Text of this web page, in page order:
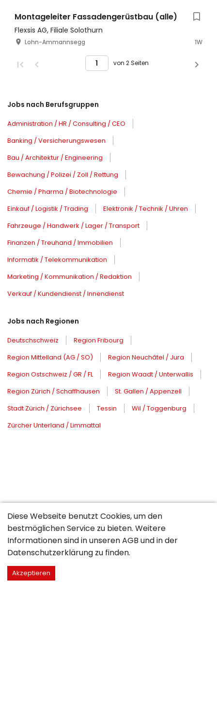
Montageleiter Fassadengerüstbau (alle)
Flexsis AG, Filiale Solothurn
Lohn-Ammannsegg 1W
von 2 Seiten
Jobs nach Berufsgruppen
Administration / HR / Consulting / CEO
Banking / Versicherungswesen
Bau / Architektur / Engineering
Bewachung / Polizei / Zoll / Rettung
Chemie / Pharma / Biotechnologie
Einkauf / Logistik / Trading
Elektronik / Technik / Uhren
Fahrzeuge / Handwerk / Lager / Transport
Finanzen / Treuhand / Immobilien
Informatik / Telekommunikation
Marketing / Kommunikation / Redaktion
Verkauf / Kundendienst / Innendienst
Jobs nach Regionen
Deutschschweiz
Region Fribourg
Region Mittelland (AG / SO)
Region Neuchâtel / Jura
Region Ostschweiz / GR / FL
Region Waadt / Unterwallis
Region Zürich / Schaffhausen
St. Gallen / Appenzell
Stadt Zürich / Zürichsee
Tessin
Wil / Toggenburg
Zürcher Unterland / Limmattal
Diese Webseite benutzt Cookies, um den
bestmöglichen Service zu bieten. Weitere
Informationen sind in unserenAGB und in der
Datenschutzerklärung zu finden.
Akzeptieren